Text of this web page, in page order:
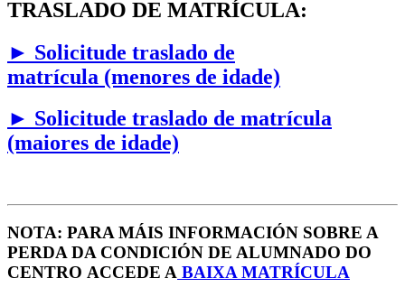
TRASLADO DE MATRÍCULA:
► Solicitude traslado de
matrícula (menores de idade)
► Solicitude traslado de matrícula
(maiores de idade)
NOTA: PARA MÁIS INFORMACIÓN SOBRE A
PERDA DA CONDICIÓN DE ALUMNADO DO
CENTRO ACCEDE A BAIXA MATRÍCULA